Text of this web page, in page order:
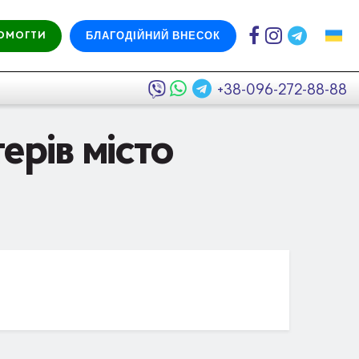
БЛАГОДІЙНИЙ ВНЕСОК
+38-096-272-88-88
місто